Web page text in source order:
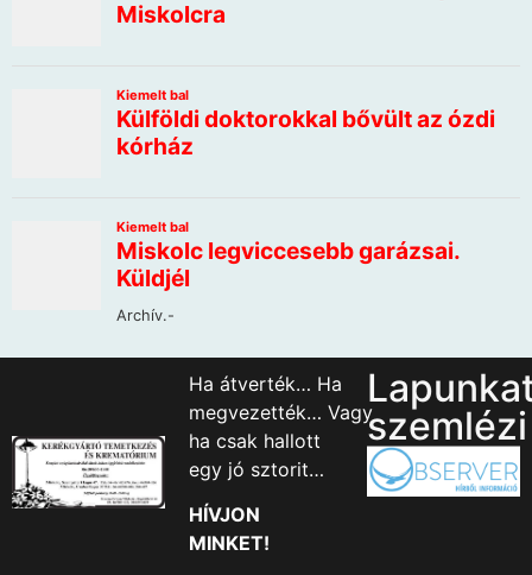
Ha átverték… Ha
megvezették… Vagy
ha csak hallott
egy jó sztorit…
HÍVJON
MINKET!
szemlézi